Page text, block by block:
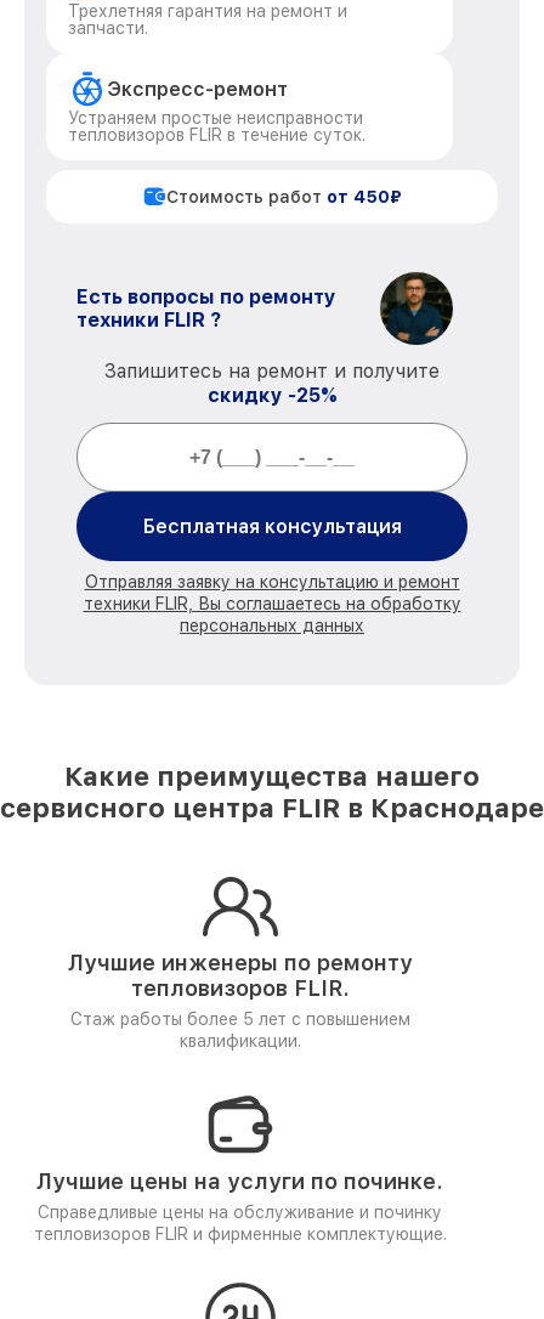
Трехлетняя гарантия на ремонт и
запчасти.
Экспресс-ремонт
Устраняем простые неисправности
тепловизоров FLIR в течение суток.
Стоимость работ от 450₽
Есть вопросы по ремонту
техники FLIR ?
Запишитесь на ремонт и получите
скидку -25%
Бесплатная консультация
Отправляя заявку на консультацию и ремонт
техники FLIR, Вы соглашаетесь на обработку
персональных данных
Какие преимущества нашего
сервисного центра FLIR в Краснодаре
Лучшие инженеры по ремонту
тепловизоров FLIR.
Стаж работы более 5 лет с повышением
квалификации.
Лучшие цены на услуги по починке.
Справедливые цены на обслуживание и починку
тепловизоров FLIR и фирменные комплектующие.